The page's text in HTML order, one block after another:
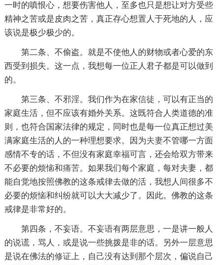
一时的嗔恨心，想要伤害他人，至多也只是想让对方受些
精神之苦或是皮肉之苦，真正存心想置人于死地的人，应
该说是极少极少的。
第二条、不偷盗。就是不使他人的财物或者心爱的东
西受到损失。这一点，我想每一位正人君子都是可以做到
的。
第三条、不邪淫。我们作为在家信徒 ，可以有正当的
家庭生活，但不应该有婚外关系。这既符合人类道德的准
则，也符合国家法律的规定，同时也是每一位真正想过美
满家庭生活的人的一种理想要求。因为夫妻不管哪一方面
感情不专的话，不但没有家庭幸福可言，还会给双方带来
不必要的烦恼和痛苦。如果我们每个家庭，每对夫妻，都
能自觉地按照佛教的这条戒律去做的活，我想人间很多不
必要的烦恼和纠纷就可以大大减少了。因此。佛教的这条
戒律是非常好的。
第四条，不妄语。不妄语有两层意思，一是讲一般人
的说谎，骂人，或是说一些挑拨是非的话。另外一层意思
是说在佛法的修证上，自己没有达到那个层次，偏说自己